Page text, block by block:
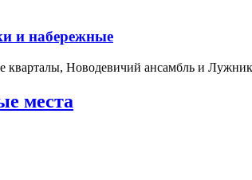
и набережные
Новодевичий ансамбль и
места